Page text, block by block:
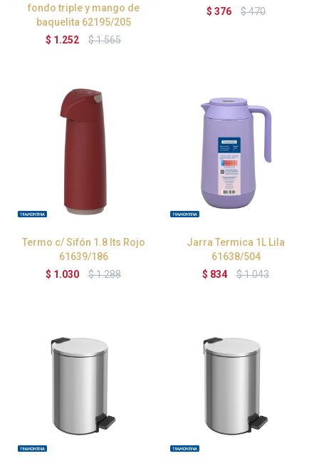
fondo triple y mango de
baquelita 62195/205
$ 1.252 $1.565
$ 376 $470
Termo c/ Sifón 1.8 lts Rojo
61639/186
$ 1.030 $1.288
Jarra Termica 1L Lila
61638/504
$ 834 $1.043